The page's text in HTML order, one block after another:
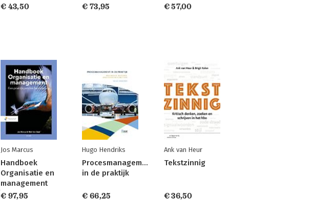
€ 43,50
€ 73,95
€ 57,00
Jos Marcus
Handboek
Organisatie en
management
€ 97,95
Hugo Hendriks
Procesmanagement
in de praktijk
€ 66,25
Ank van Heur
Tekstzinnig
€ 36,50